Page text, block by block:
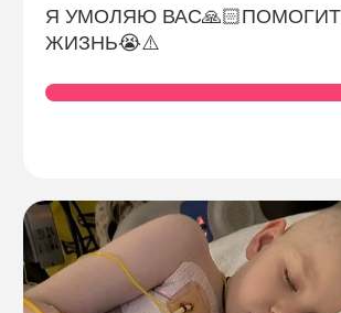
Я УМОЛЯЮ
ЖИЗНЬ😭⚠️